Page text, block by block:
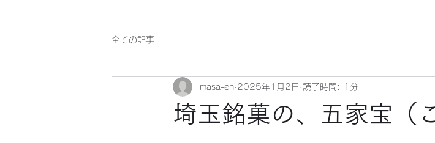
全ての記事
埼玉銘菓の、五家宝（
masa-en 2025年1月2日 読了時間: 1分